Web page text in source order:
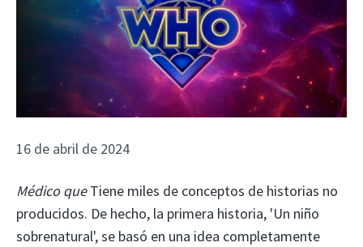
16 de abril de 2024
Médico queTiene miles de conceptos de historias no
producidos. De hecho, la primera historia, 'Un niño
sobrenatural', se basó en una idea completamente